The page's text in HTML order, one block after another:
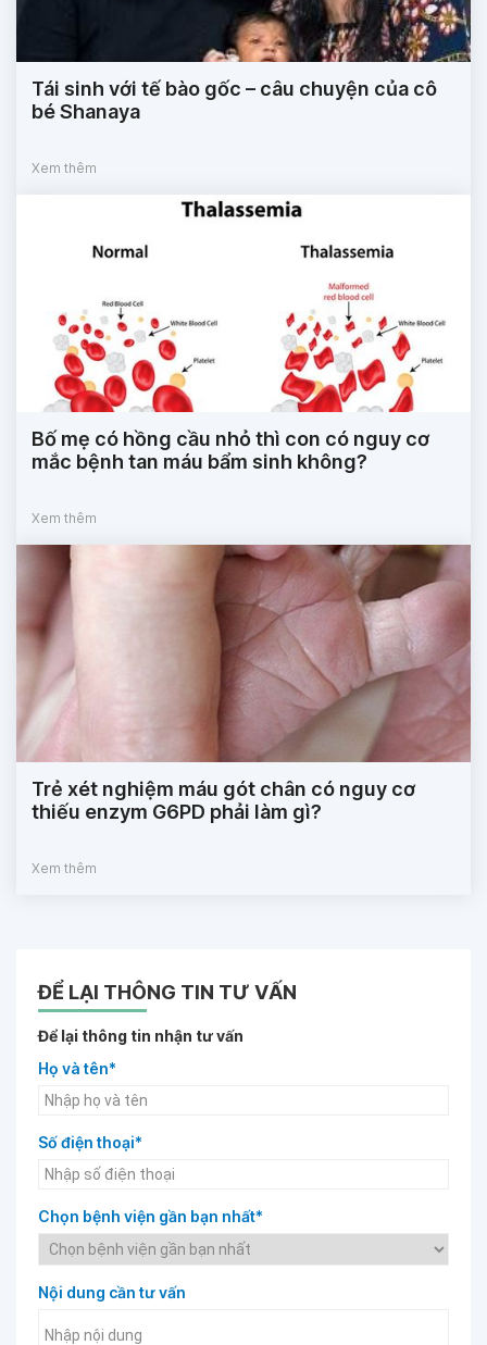
Tái sinh với tế bào gốc – câu chuyện của cô
bé Shanaya
Xem thêm
Bố mẹ có hồng cầu nhỏ thì con có nguy cơ
mắc bệnh tan máu bẩm sinh không?
Xem thêm
Trẻ xét nghiệm máu gót chân có nguy cơ
thiếu enzym G6PD phải làm gì?
Xem thêm
ĐỂ LẠI THÔNG TIN TƯ VẤN
Để lại thông tin nhận tư vấn
Họ và tên*
Số điện thoại*
Chọn bệnh viện gần bạn nhất*
Nội dung cần tư vấn